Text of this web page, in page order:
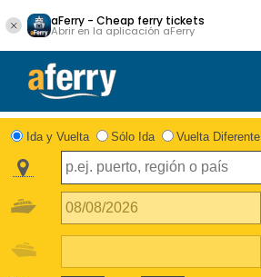
aFerry - Cheap ferry tickets
Abrir en la aplicación aFerry
Ida y Vuelta Sólo Ida Vuelta Diferente